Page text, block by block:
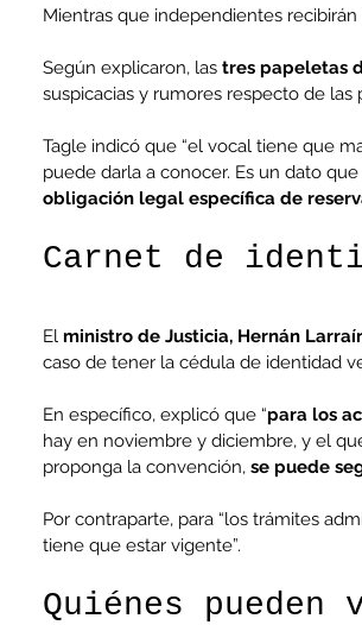
Covid-19 DESPIDOS Economico MEL MINERIA
litio
Mientras que independientes
Según explicaron, las tres papeletas
suspicacias y rumores respecto de las
Tagle indicó que “el vocal tiene que
puede darla a conocer. Es un dato
obligación legal específica de
Carnet de
El ministro de Justicia, Hernán
caso de tener la cédula de identidad
En específico, explicó que “para los
hay en noviembre y diciembre, y el
proponga la convención, se puede
Por contraparte, para “los trámites
tiene que estar vigente”.
Quiénes pueden